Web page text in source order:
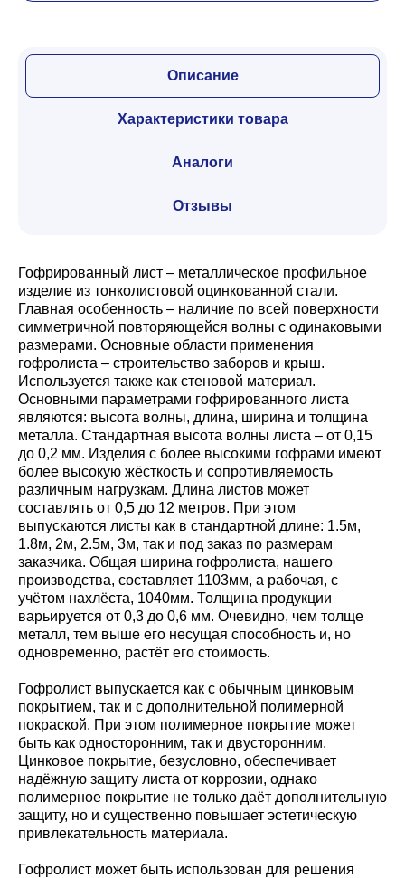
Описание
Характеристики товара
Аналоги
Отзывы
Гофрированный лист – металлическое профильное
изделие из тонколистовой оцинкованной стали.
Главная особенность – наличие по всей поверхности
симметричной повторяющейся волны с одинаковыми
размерами. Основные области применения
гофролиста – строительство заборов и крыш.
Используется также как стеновой материал.
Основными параметрами гофрированного листа
являются: высота волны, длина, ширина и толщина
металла. Стандартная высота волны листа – от 0,15
до 0,2 мм. Изделия с более высокими гофрами имеют
более высокую жёсткость и сопротивляемость
различным нагрузкам. Длина листов может
составлять от 0,5 до 12 метров. При этом
выпускаются листы как в стандартной длине: 1.5м,
1.8м, 2м, 2.5м, 3м, так и под заказ по размерам
заказчика. Общая ширина гофролиста, нашего
производства, составляет 1103мм, а рабочая, с
учётом нахлёста, 1040мм. Толщина продукции
варьируется от 0,3 до 0,6 мм. Очевидно, чем толще
металл, тем выше его несущая способность и, но
одновременно, растёт его стоимость.
Гофролист выпускается как с обычным цинковым
покрытием, так и с дополнительной полимерной
покраской. При этом полимерное покрытие может
быть как односторонним, так и двусторонним.
Цинковое покрытие, безусловно, обеспечивает
надёжную защиту листа от коррозии, однако
полимерное покрытие не только даёт дополнительную
защиту, но и существенно повышает эстетическую
привлекательность материала.
Гофролист может быть использован для решения